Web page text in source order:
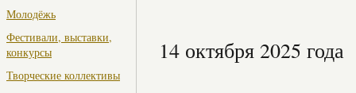
Молодёжь
Фестивали, выставки,
конкурсы
Творческие коллективы
14 октября 2025 года